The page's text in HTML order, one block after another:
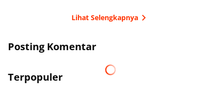
Lihat Selengkapnya
Posting Komentar
Terpopuler